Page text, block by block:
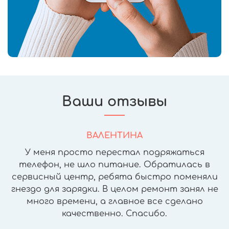
Ваши отзывы
ВАЛЕНТИНА
У меня просто перестал подряжаться
телефон, не шло питание. Обратилась в
сервисный центр, ребята быстро поменяли
гнездо для зарядки. В целом ремонт занял не
много времени, а главное все сделано
качественно. Спасибо.